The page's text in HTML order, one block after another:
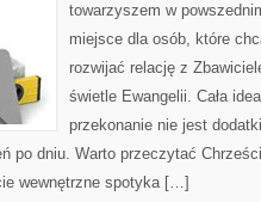
towarzyszem w
miejsce dla osób, które
rozwijać relację z
świetle Ewangelii. Cała
przekonanie nie jest
po dniu. Warto przeczytać
wewnętrzne spotyka […]